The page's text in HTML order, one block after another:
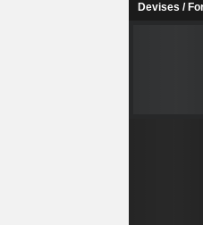
Devises /